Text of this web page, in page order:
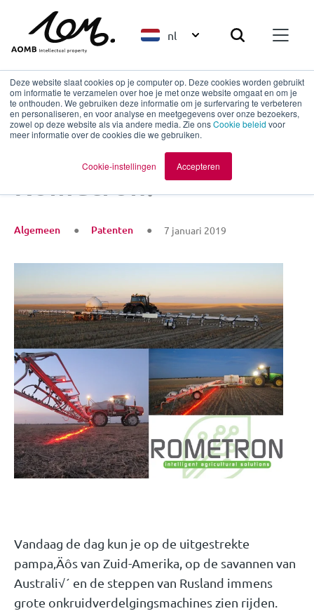
Deze website slaat cookies op je computer op. Deze cookies worden gebruikt
om informatie te verzamelen over hoe je met onze website omgaat en om je
te onthouden. We gebruiken deze informatie om je surfervaring te verbeteren
en personaliseren, en voor analyse en meetgegevens over onze bezoekers,
zowel op deze website als via andere media. Zie onsCookie beleid voor
meer informatie over de cookies die we gebruiken.
Cookie-instellingen Accepteren
nl
Terug naar overzicht
Het succes van
Rometron!
Algemeen Patenten 7 januari 2019
Vandaag de dag kun je op de uitgestrekte
pampa‚Äôs van Zuid-Amerika, op de savannen van
Australi√´ en de steppen van Rusland immens
grote onkruidverdelgingsmachines zien rijden.